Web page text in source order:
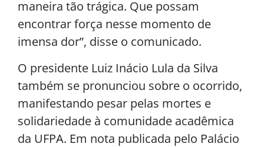
maneira tão trágica. Que possam
encontrar força nesse momento de
imensa dor”, disse o comunicado.
O presidente Luiz Inácio Lula da Silva
também se pronunciou sobre o ocorrido,
manifestando pesar pelas mortes e
solidariedade à comunidade acadêmica
da UFPA. Em nota publicada pelo Palácio